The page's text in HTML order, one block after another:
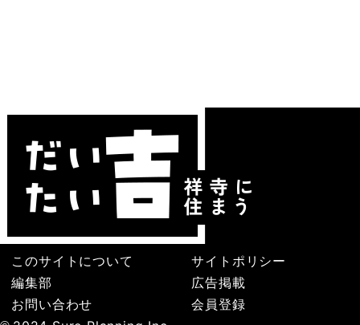
このサイトについて
サイトポリシー
編集部
広告掲載
お問い合わせ
会員登録